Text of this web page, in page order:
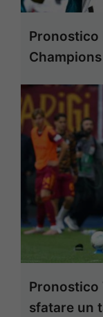
Pronostico
sfatare un